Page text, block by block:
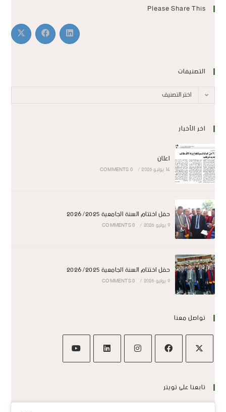
Please Share This
التصنيفات
اختر التصنيف
اخر الأخبار
اعلان
14 يوليو 2026 /
0 COMMENTS
حفل اختتام السنة الجامعية 2026/2025
9 يوليو 2026 /
0 COMMENTS
حفل اختتام السنة الجامعية 2026/2025
9 يوليو 2026 /
0 COMMENTS
تواصل معنا
تابعنا على تويتر